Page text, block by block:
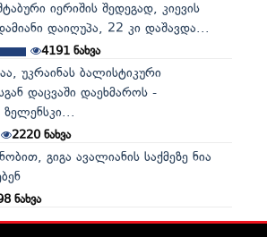
იერიშის შედეგად, კიევის
დაიღუპა, 22 კი დაშავდა...
4191ნახვა
უკრაინას ბალისტიკური
დაცვაში დაეხმაროს -
2220ნახვა
გიგა ავალიანის საქმეზე ნია
ნახვა